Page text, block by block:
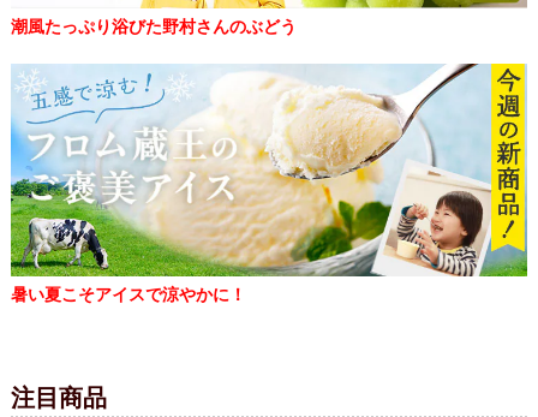
潮風たっぷり浴びた野村さんのぶどう
暑い夏こそアイスで涼やかに！
注目商品